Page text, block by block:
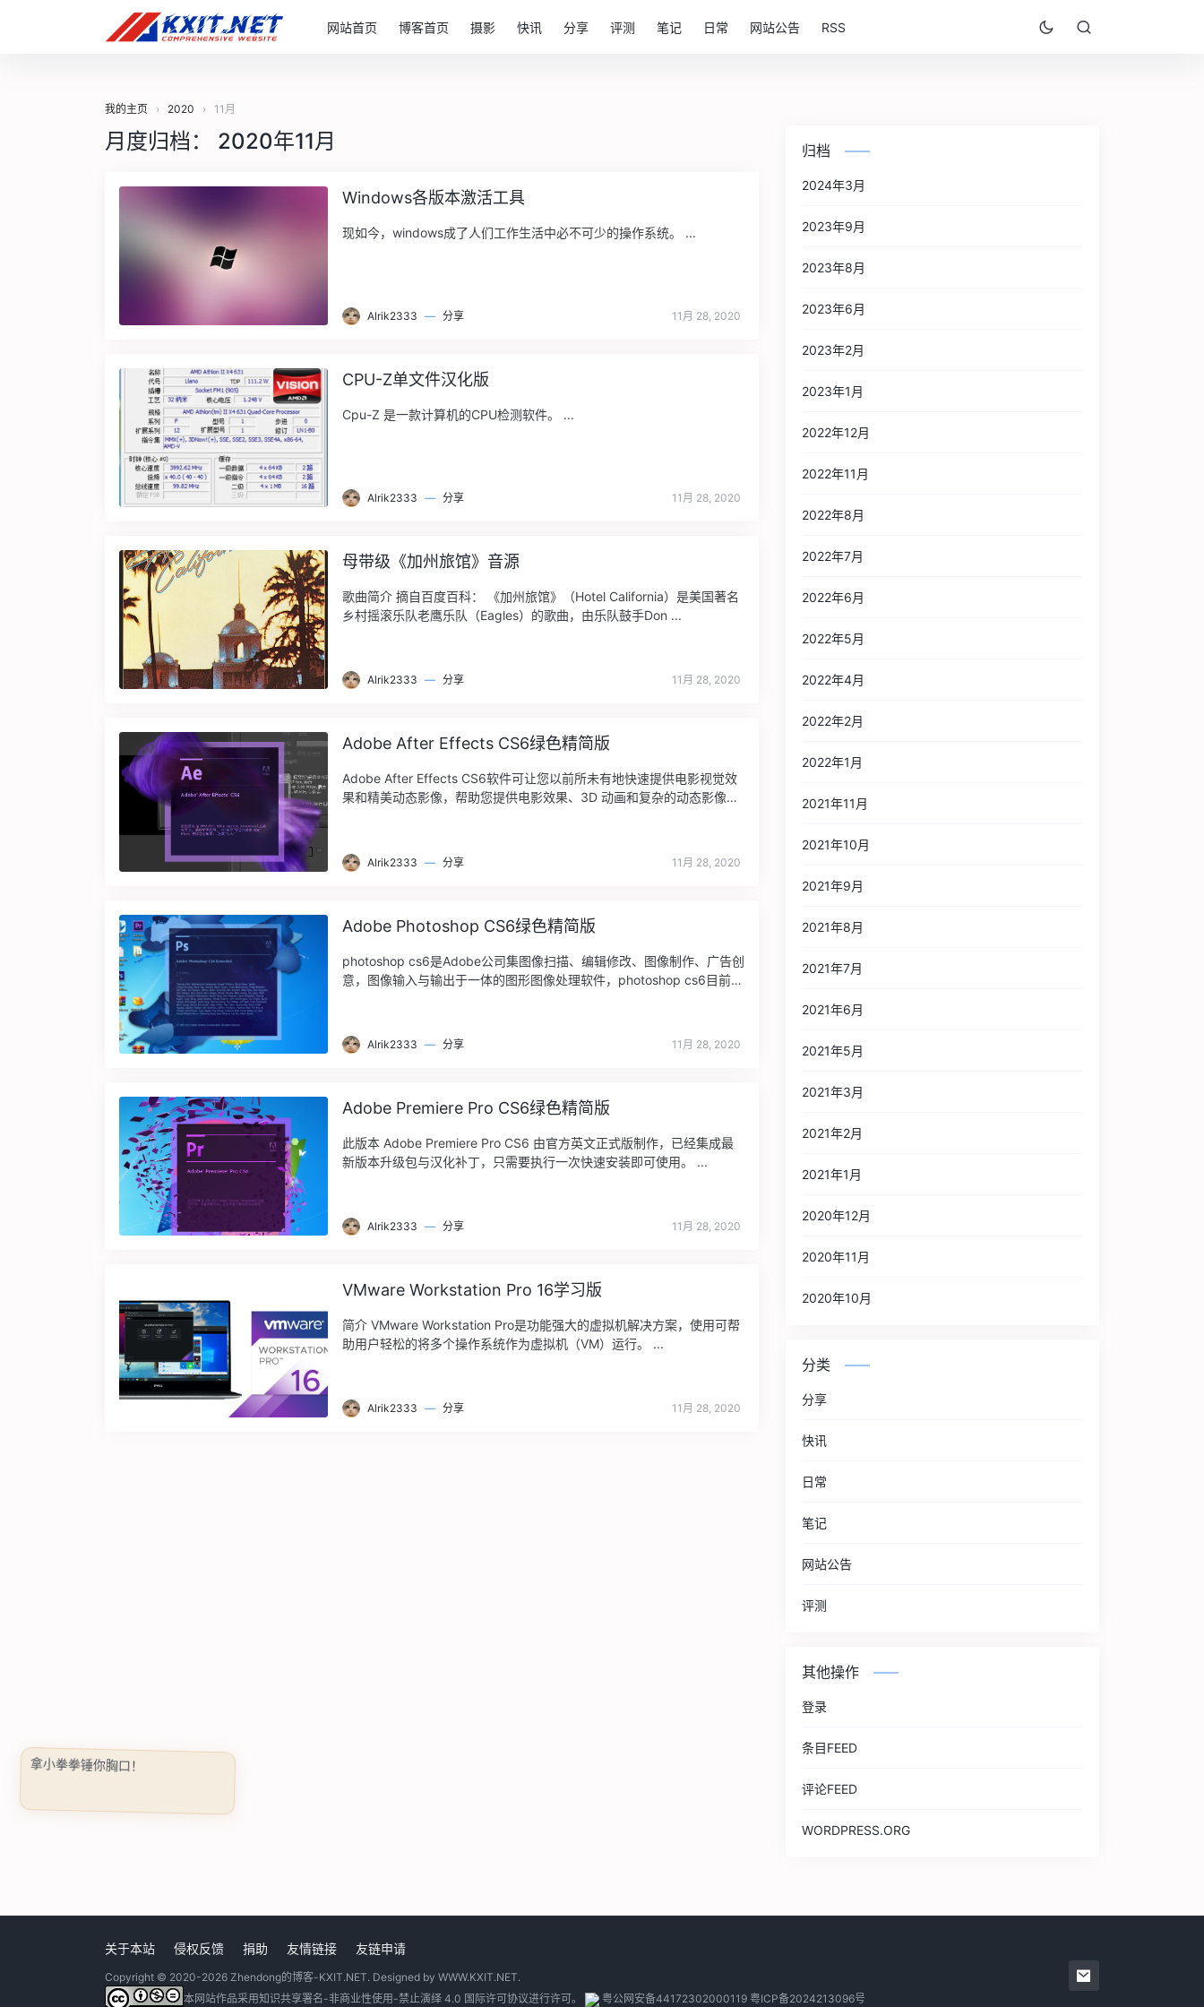
网站首页 博客首页 摄影 快讯 分享 评测 笔记 日常 网站公告 RSS
我的主页 › 2020 › 11月
月度归档： 2020年11月
Windows各版本激活工具
现如今，windows成了人们工作生活中必不可少的操作系统。 ...
Alrik2333 — 分享 11月 28, 2020
CPU-Z单文件汉化版
Cpu-Z 是一款计算机的CPU检测软件。 ...
Alrik2333 — 分享 11月 28, 2020
母带级《加州旅馆》音源
歌曲简介 摘自百度百科： 《加州旅馆》（Hotel California）是美国著名
乡村摇滚乐队老鹰乐队（Eagles）的歌曲，由乐队鼓手Don ...
Alrik2333 — 分享 11月 28, 2020
Adobe After Effects CS6绿色精简版
Adobe After Effects CS6软件可让您以前所未有地快速提供电影视觉效
果和精美动态影像，帮助您提供电影效果、3D 动画和复杂的动态影像。
Alrik2333 — 分享 11月 28, 2020
Adobe Photoshop CS6绿色精简版
photoshop cs6是Adobe公司集图像扫描、编辑修改、图像制作、广告创
意，图像输入与输出于一体的图形图像处理软件，photoshop cs6目前旨
Alrik2333 — 分享 11月 28, 2020
Adobe Premiere Pro CS6绿色精简版
此版本 Adobe Premiere Pro CS6 由官方英文正式版制作，已经集成最
新版本升级包与汉化补丁，只需要执行一次快速安装即可使用。 ...
Alrik2333 — 分享 11月 28, 2020
VMware Workstation Pro 16学习版
简介 VMware Workstation Pro是功能强大的虚拟机解决方案，使用可帮
助用户轻松的将多个操作系统作为虚拟机（VM）运行。 ...
Alrik2333 — 分享 11月 28, 2020
归档
2024年3月
2023年9月
2023年8月
2023年6月
2023年2月
2023年1月
2022年12月
2022年11月
2022年8月
2022年7月
2022年6月
2022年5月
2022年4月
2022年2月
2022年1月
2021年11月
2021年10月
2021年9月
2021年8月
2021年7月
2021年6月
2021年5月
2021年3月
2021年2月
2021年1月
2020年12月
2020年11月
2020年10月
分类
分享
快讯
日常
笔记
网站公告
评测
其他操作
登录
条目FEED
评论FEED
WORDPRESS.ORG
关于本站 侵权反馈 捐助 友情链接 友链申请
Copyright © 2020-2026 Zhendong的博客-KXIT.NET. Designed by WWW.KXIT.NET.
本网站作品采用知识共享署名-非商业性使用-禁止演绎 4.0 国际许可协议进行许可。 粤公网安备44172302000119 粤ICP备2024213096号
拿小拳拳锤你胸口！